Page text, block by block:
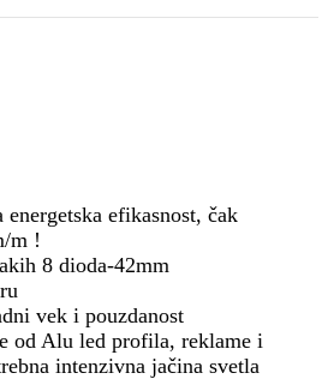
efikasnost, čak
m !
8 dioda-42mm
vek i pouzdanost
od Alu led profila, reklame i
intenzivna jačina svetla